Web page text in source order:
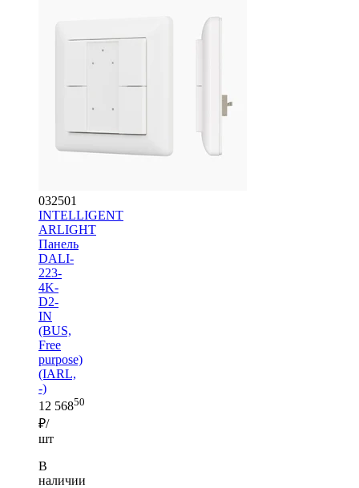
032501
INTELLIGENT
ARLIGHT
Панель
DALI-
223-
4K-
D2-
IN
(BUS,
Free
purpose)
(IARL,
-)
12 56850
₽/
шт
В
наличии